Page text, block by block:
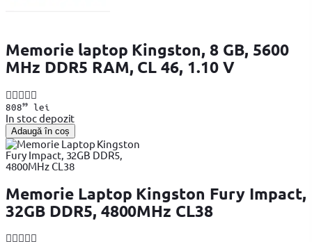
Memorie laptop Kingston, 8 GB, 5600
MHz DDR5 RAM, CL 46, 1.10 V
80899lei
In stoc depozit
Adaugă în coș
Memorie Laptop Kingston Fury Impact,
32GB DDR5, 4800MHz CL38